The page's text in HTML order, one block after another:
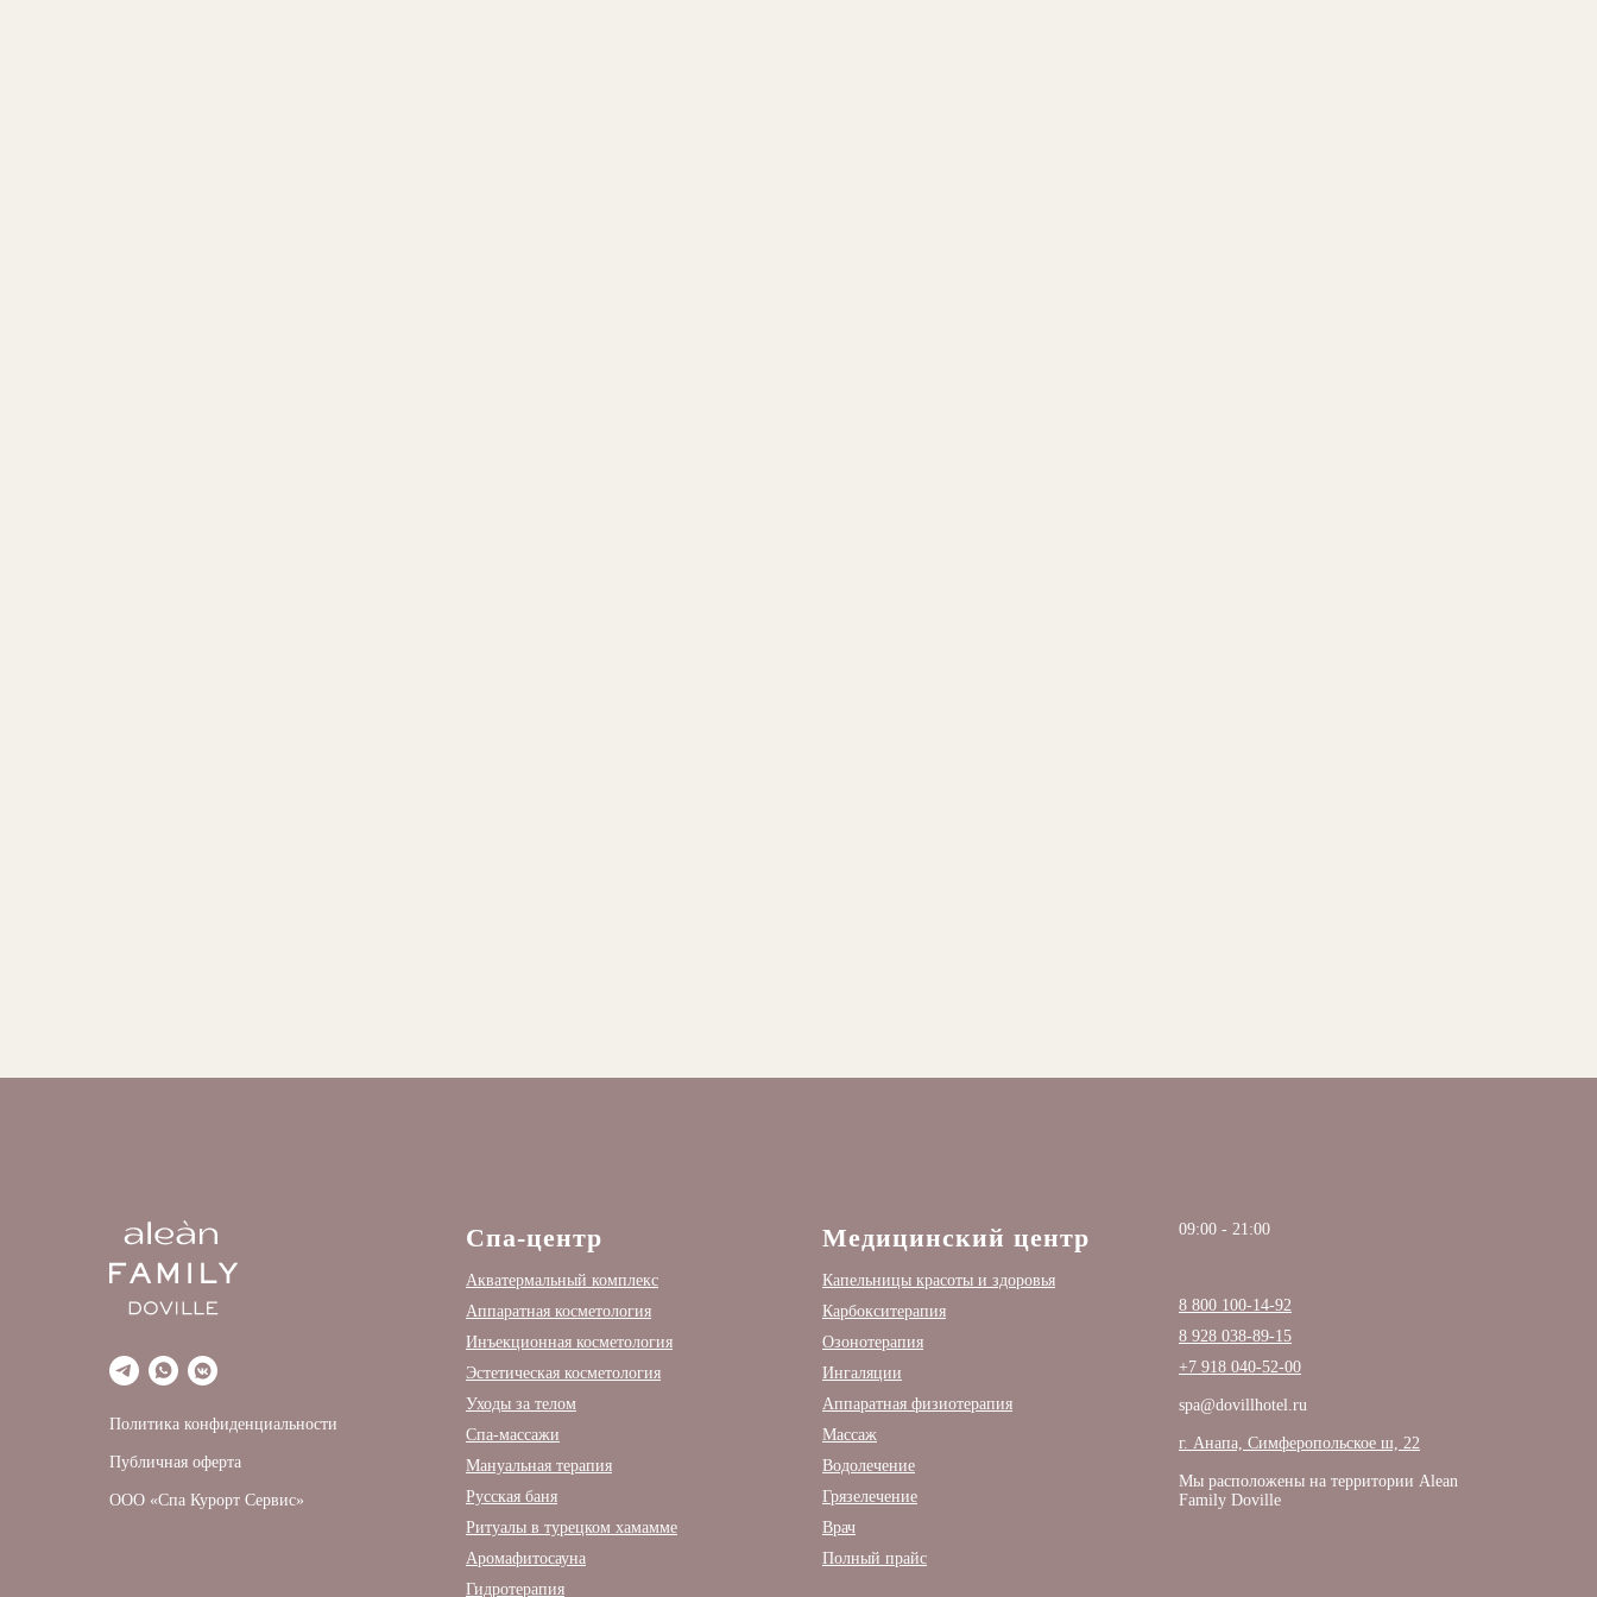
Политика конфиденциальности
Публичная оферта
ООО «Спа Курорт Сервис»
Спа-центр
Акватермальный комплекс
Аппаратная косметология
Инъекционная косметология
Эстетическая косметология
Уходы за телом
Спа-массажи
Мануальная терапия
Русская баня
Ритуалы в турецком хамамме
Аромафитосауна
Гидротерапия
Медицинский центр
Капельницы красоты и здоровья
Карбокситерапия
Озонотерапия
Ингаляции
Аппаратная физиотерапия
Массаж
Водолечение
Грязелечение
Врач
Полный прайс
09:00 - 21:00
8 800 100-14-92
8 928 038-89-15
+7 918 040-52-00
spa@dovillhotel.ru
г. Анапа, Симферопольское ш, 22
Мы расположены на территории Alean
Family Doville